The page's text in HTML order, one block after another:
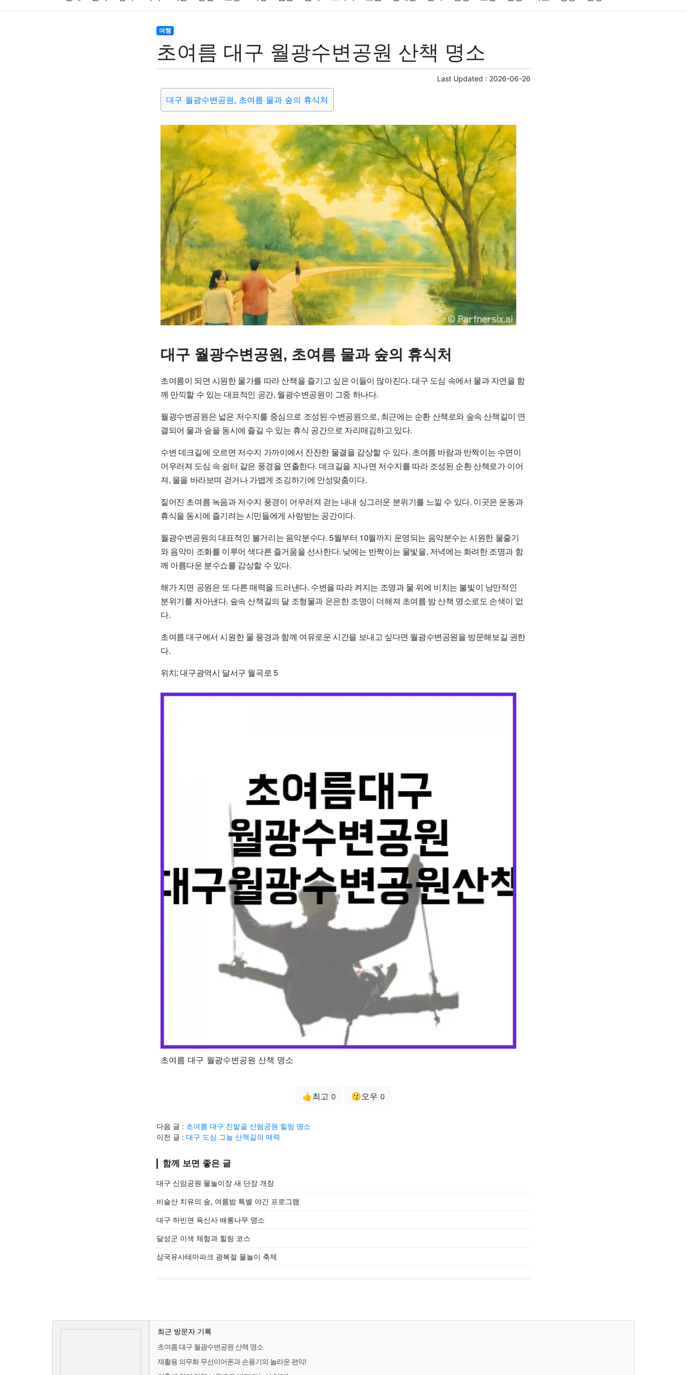
블록체인
여행 맛집 IT 컴퓨터 기술 종교 사회 정치 건강 의료 의학 경제 마케팅
여행
초여름 대구 월광수변공원 산책 명소
Last Updated : 2026-06-26
대구 월광수변공원, 초여름 물과 숲의 휴식처
대구 월광수변공원, 초여름 물과 숲의 휴식처
초여름이 되면 시원한 물가를 따라 산책을 즐기고 싶은 이들이 많아진다. 대구 도심 속에서 물과 자연을 함
께 만끽할 수 있는 대표적인 공간, 월광수변공원이 그중 하나다.
월광수변공원은 넓은 저수지를 중심으로 조성된 수변공원으로, 최근에는 순환 산책로와 숲속 산책길이 연
결되어 물과 숲을 동시에 즐길 수 있는 휴식 공간으로 자리매김하고 있다.
수변 데크길에 오르면 저수지 가까이에서 잔잔한 물결을 감상할 수 있다. 초여름 바람과 반짝이는 수면이
어우러져 도심 속 쉼터 같은 풍경을 연출한다. 데크길을 지나면 저수지를 따라 조성된 순환 산책로가 이어
져, 물을 바라보며 걷거나 가볍게 조깅하기에 안성맞춤이다.
짙어진 초여름 녹음과 저수지 풍경이 어우러져 걷는 내내 싱그러운 분위기를 느낄 수 있다. 이곳은 운동과
휴식을 동시에 즐기려는 시민들에게 사랑받는 공간이다.
월광수변공원의 대표적인 볼거리는 음악분수다. 5월부터 10월까지 운영되는 음악분수는 시원한 물줄기
와 음악이 조화를 이루어 색다른 즐거움을 선사한다. 낮에는 반짝이는 물빛을, 저녁에는 화려한 조명과 함
께 아름다운 분수쇼를 감상할 수 있다.
해가 지면 공원은 또 다른 매력을 드러낸다. 수변을 따라 켜지는 조명과 물 위에 비치는 불빛이 낭만적인
분위기를 자아낸다. 숲속 산책길의 달 조형물과 은은한 조명이 더해져 초여름 밤 산책 명소로도 손색이 없
다.
초여름 대구에서 시원한 물 풍경과 함께 여유로운 시간을 보내고 싶다면 월광수변공원을 방문해보길 권한
다.
위치:대구광역시 달서구 월곡로 5
초여름 대구 월광수변공원 산책 명소
👍최고 0 😗오우 0
다음 글 : 초여름 대구 진밭골 산림공원 힐링 명소
이전 글 : 대구 도심 그늘 산책길의 매력
함께 보면 좋은 글
대구 신암공원 물놀이장 새 단장 개장
비슬산 치유의 숲, 여름밤 특별 야간 프로그램
대구 하빈면 육신사 배롱나무 명소
달성군 이색 체험과 힐링 코스
삼국유사테마파크 광복절 물놀이 축제
최근 방문자 기록
초여름 대구 월광수변공원 산책 명소
재활용 의무화 무선이어폰과 손풍기의 놀라운 편익!